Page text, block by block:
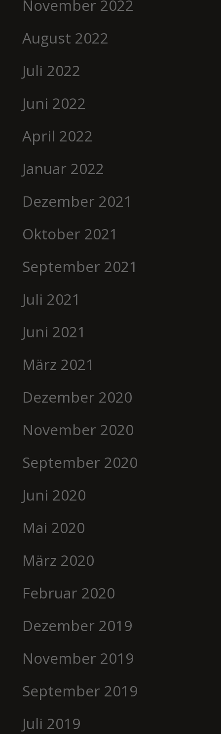
November 2022
August 2022
Juli 2022
Juni 2022
April 2022
Januar 2022
Dezember 2021
Oktober 2021
September 2021
Juli 2021
Juni 2021
März 2021
Dezember 2020
November 2020
September 2020
Juni 2020
Mai 2020
März 2020
Februar 2020
Dezember 2019
November 2019
September 2019
Juli 2019